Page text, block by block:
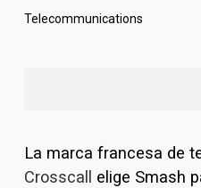
Telecommunications
Crosscall
elige Smash